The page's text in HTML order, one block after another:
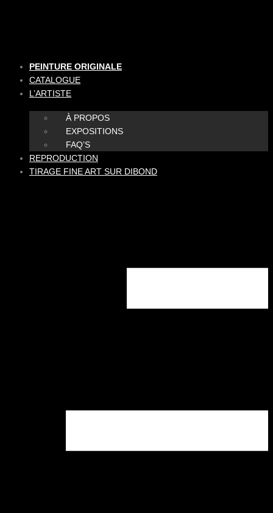
PEINTURE ORIGINALE
CATALOGUE
L’ARTISTE
À PROPOS
EXPOSITIONS
FAQ’S
REPRODUCTION
TIRAGE FINE ART SUR DIBOND